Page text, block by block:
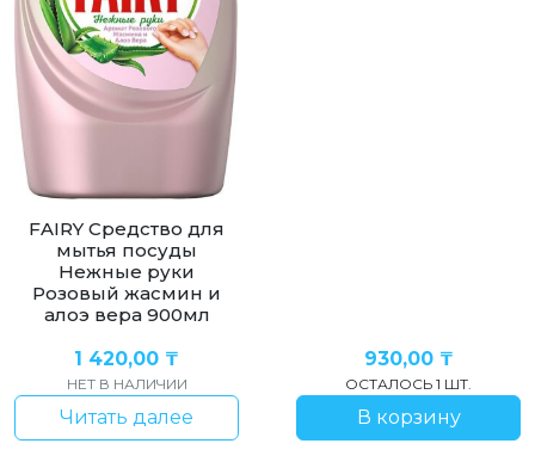
FAIRY Средство для
мытья посуды
Нежные руки
Розовый жасмин и
алоэ вера 900мл
1 420,00 ₸
НЕТ В НАЛИЧИИ
Читать далее
930,00 ₸
ОСТАЛОСЬ 1 ШТ.
В корзину